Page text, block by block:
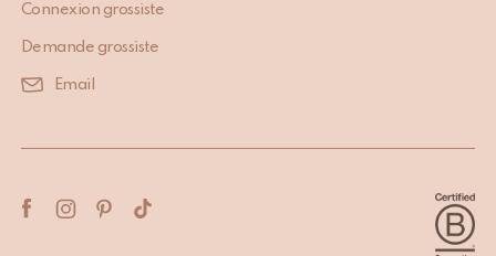
Connexion grossiste
Demande grossiste
Email